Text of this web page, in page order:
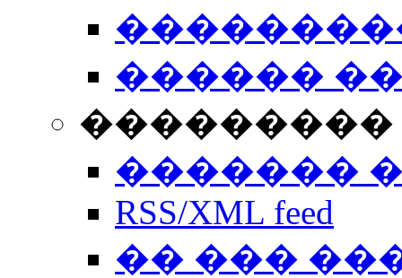
������
���������
�������
RSS/XML feed
�� ���